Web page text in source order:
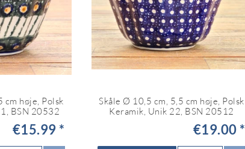
cm høje, Polsk
BSN 20532
€15.99 *
Skåle Ø 10,5 cm, 5,5 cm høje, Polsk
Keramik, Unik 22, BSN 20512
€19.00 *